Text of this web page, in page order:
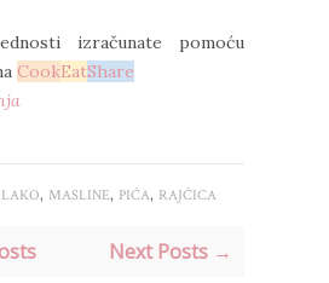
izračunate pomoću
CookEatShare
, MASLINE, PIĆA, RAJČICA
Next Posts →